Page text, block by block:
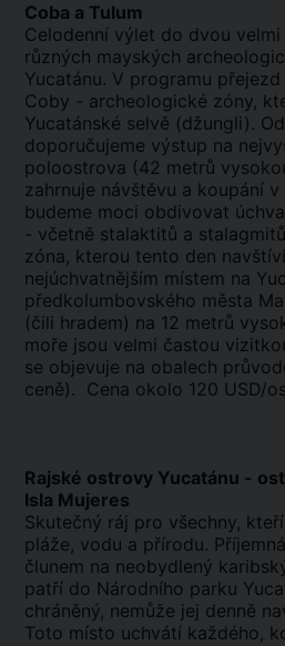
Coba a Tulum
Celodenní výlet do dvou
různých mayských
Yucatánu. V programu
Coby - archeologické zóny,
Yucatánské selvě (džungli).
doporučujeme výstup na
poloostrova (42 metrů
zahrnuje návštěvu a koupání
budeme moci obdivovat
- včetně stalaktitů a
zóna, kterou tento den
nejúchvatnějším místem na
předkolumbovského města
(čili hradem) na 12 metrů
moře jsou velmi častou
se objevuje na obalech
ceně). Cena okolo 120 USD/
Rajské ostrovy Yucatánu -
Isla Mujeres
Skutečný ráj pro všechny,
pláže, vodu a přírodu.
člunem na neobydlený
patří do Národního parku
chráněný, nemůže jej denně
Toto místo uchvátí každého,